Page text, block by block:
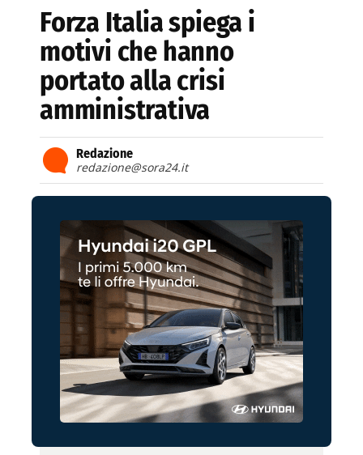
Forza Italia spiega i
motivi che hanno
portato alla crisi
amministrativa
Redazione
redazione@sora24.it